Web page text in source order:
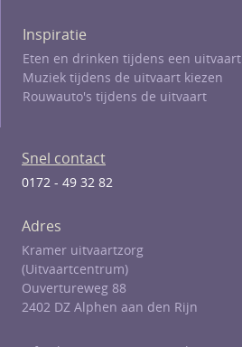
Inspiratie
Eten en drinken tijdens een uitvaart
Muziek tijdens de uitvaart kiezen
Rouwauto's tijdens de uitvaart
Snel contact
0172 - 49 32 82
Adres
Kramer uitvaartzorg
(Uitvaartcentrum)
Ouvertureweg 88
2402 DZ Alphen aan den Rijn